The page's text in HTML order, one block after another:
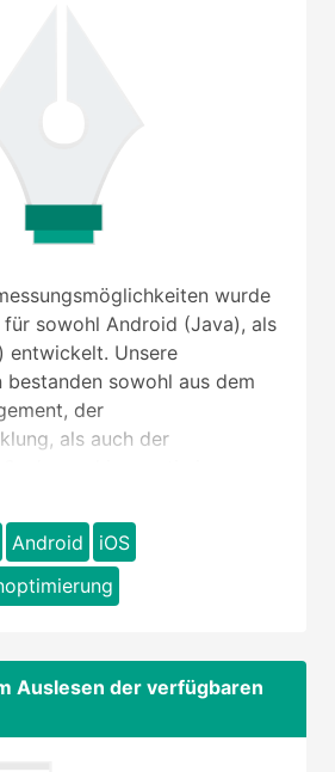
wurde
sowohl Android (Java), als
entwickelt. Unsere
bestanden sowohl aus dem
der
als auch der
Android
iOS
Auslesen der verfügbaren